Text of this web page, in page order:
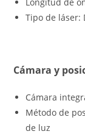
Longitud de
Tipo de láser:
Cámara y
Cámara
Método de
de luz